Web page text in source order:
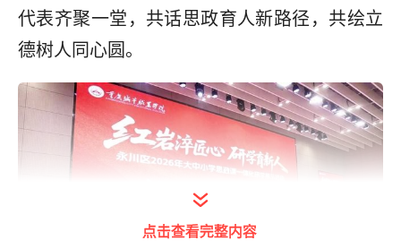
代表齐聚一堂，共话思政育人新路径，共绘立
德树人同心圆。
点击查看完整内容